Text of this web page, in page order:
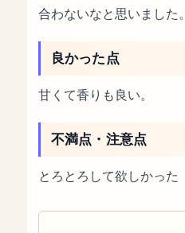
合わないなと思いました。
良かった点
甘くて香りも良い。
不満点・注意点
とろとろして欲しかった